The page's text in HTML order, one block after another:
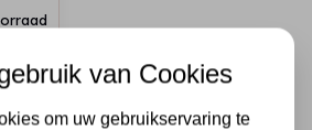
van Cookies
om uw gebruikservaring te